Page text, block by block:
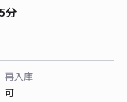
分
再入庫
可